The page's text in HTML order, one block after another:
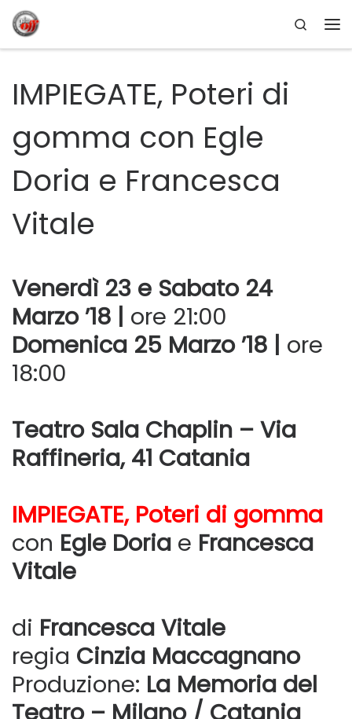
Passa al contenuto
Search
IMPIEGATE, Poteri di
gomma con Egle
Doria e Francesca
Vitale
Venerdì 23 e Sabato 24
Marzo ’18 | ore 21:00
Domenica 25 Marzo ’18 | ore
18:00
Teatro Sala Chaplin – Via
Raffineria, 41 Catania
IMPIEGATE, Poteri di gomma
con Egle Doria e Francesca
Vitale
di Francesca Vitale
regia Cinzia Maccagnano
Produzione: La Memoria del
Teatro – Milano / Catania